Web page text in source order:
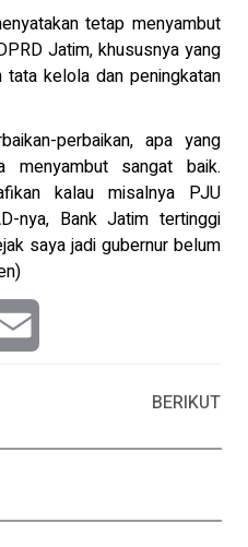
tetap menyambut
Jatim, khususnya yang
tata kelola dan peningkatan
perbaikan, apa yang
menyambut sangat baik.
kalau misalnya PJU
nya, Bank Jatim tertinggi
saya jadi gubernur belum
BERIKUT